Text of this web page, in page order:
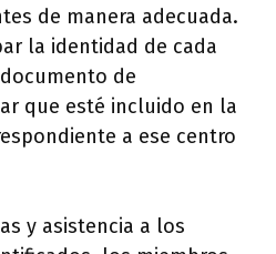
de manera adecuada.
la identidad de cada
de
que esté incluido en la
a ese centro
y asistencia a los